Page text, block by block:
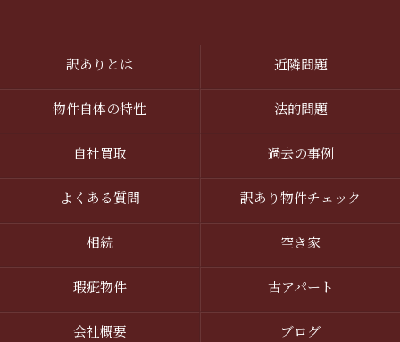
訳ありとは 近隣問題
物件自体の特性 法的問題
自社買取 過去の事例
よくある質問 訳あり物件チェック
相続 空き家
瑕疵物件 古アパート
会社概要 ブログ